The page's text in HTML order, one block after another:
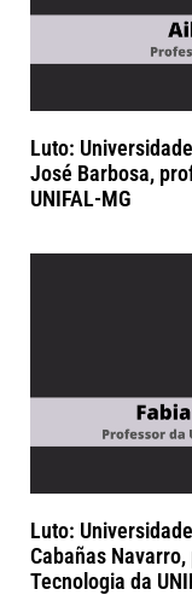
Luto:
José Barbosa,
UNIFAL-MG
Luto:
Cabañas
Tecnologia da